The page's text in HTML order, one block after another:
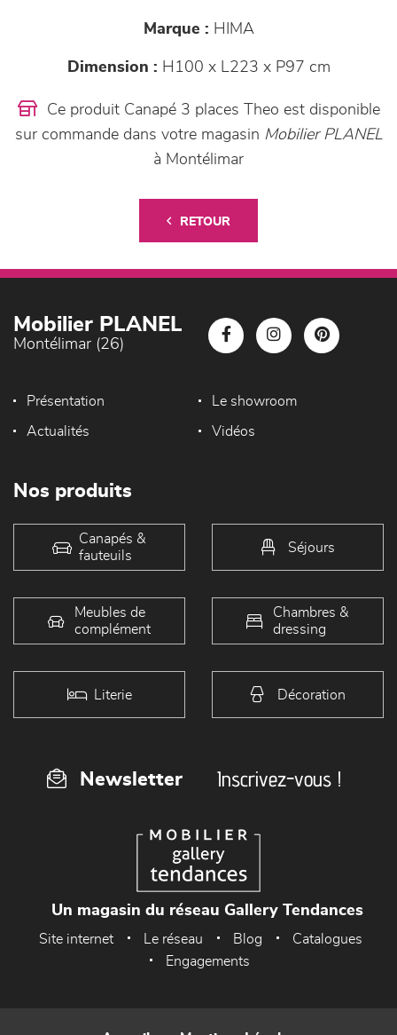
Marque : HIMA
Dimension : H100 x L223 x P97 cm
Ce produit Canapé 3 places Theo est disponible
sur commande dans votre magasin Mobilier PLANEL
à Montélimar
RETOUR
Mobilier PLANEL
Montélimar (26)
Présentation Le showroom
Actualités Vidéos
Nos produits
Canapés &
fauteuils
Séjours
Meubles de
complément
Chambres &
dressing
Literie Décoration
Newsletter Inscrivez-vous !
Un magasin du réseau Gallery Tendances
Site internet Le réseau Blog
Catalogues
Engagements